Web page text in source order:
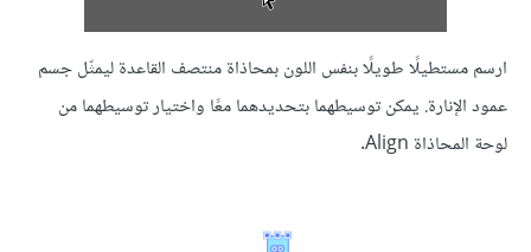
ارسم مستطيلًا طويلًا بنفس اللون بمحاذاة منتصف القاعدة ليمثّل جسم
عمود الإنارة. يمكن توسيطهما بتحديدهما معًا واختيار توسيطهما من
لوحة المحاذاة Align.